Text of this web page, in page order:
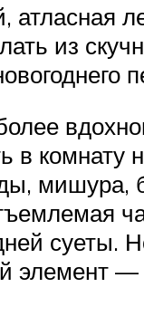
атласная
из
в комнату
мишура,
суеты.
элемент —